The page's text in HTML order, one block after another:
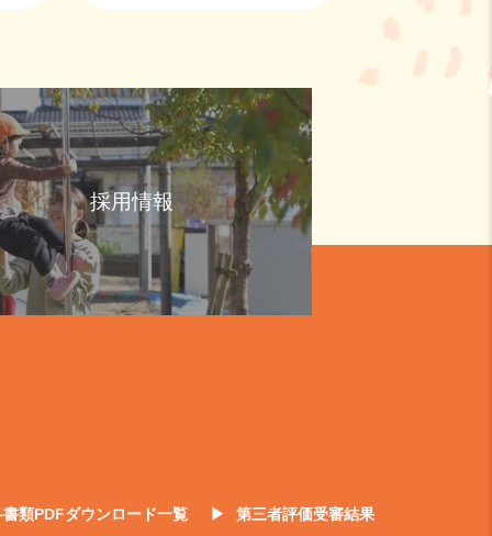
採用情報
書類PDFダウンロード一覧 第三者評価受審結果